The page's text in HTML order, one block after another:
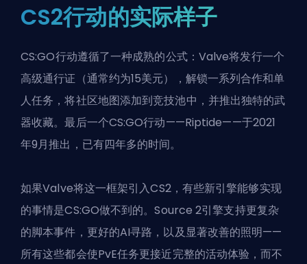
CS2行动的实际样子
CS:GO行动遵循了一种成熟的公式：Valve将发行一个
高级通行证（通常约为15美元），解锁一系列合作和单
人任务，将社区地图添加到竞技池中，并推出独特的武
器收藏。最后一个CS:GO行动——Riptide——于2021
年9月推出，已有四年多的时间。
如果Valve将这一框架引入CS2，有些新引擎能够实现
的事情是CS:GO做不到的。Source 2引擎支持更复杂
的脚本事件，更好的AI寻路，以及显著改善的照明——
所有这些都会使PvE任务更接近完整的活动体验，而不